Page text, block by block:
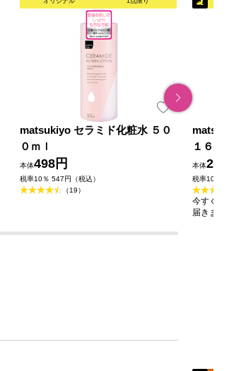
matsukiyo セラミド化粧水 ５０
０ｍｌ
本体498円
税率10％ 547円（税込）
（19）
１６０
本体
税率10％
今すぐの
届きます